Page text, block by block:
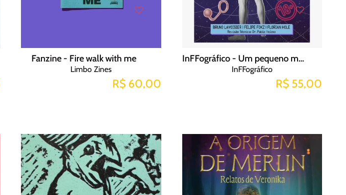
Fanzine - Fire walk with me
Limbo Zines
R$ 60,00
InFFográfico - Um pequeno manual sobre fisting anal - Bruno Lavoisier, Felipe Fokz e Florian Hole
InFFográfico
R$ 55,00